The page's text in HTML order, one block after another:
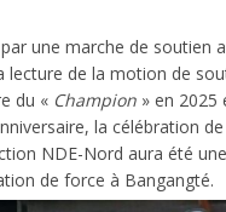
une marche de soutien
lecture de la motion de
du « Champion » en 2025
la célébration de
NDE-Nord aura été
de force à Bangangté.